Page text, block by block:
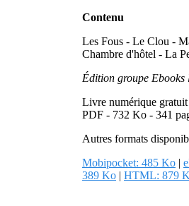
Contenu
Les Fous - Le Clou -
Chambre d'hôtel - La
Édition groupe Ebooks
Livre numérique
PDF - 732 Ko - 341
Autres formats
Mobipocket: 485 Ko |
389 Ko | HTML: 879